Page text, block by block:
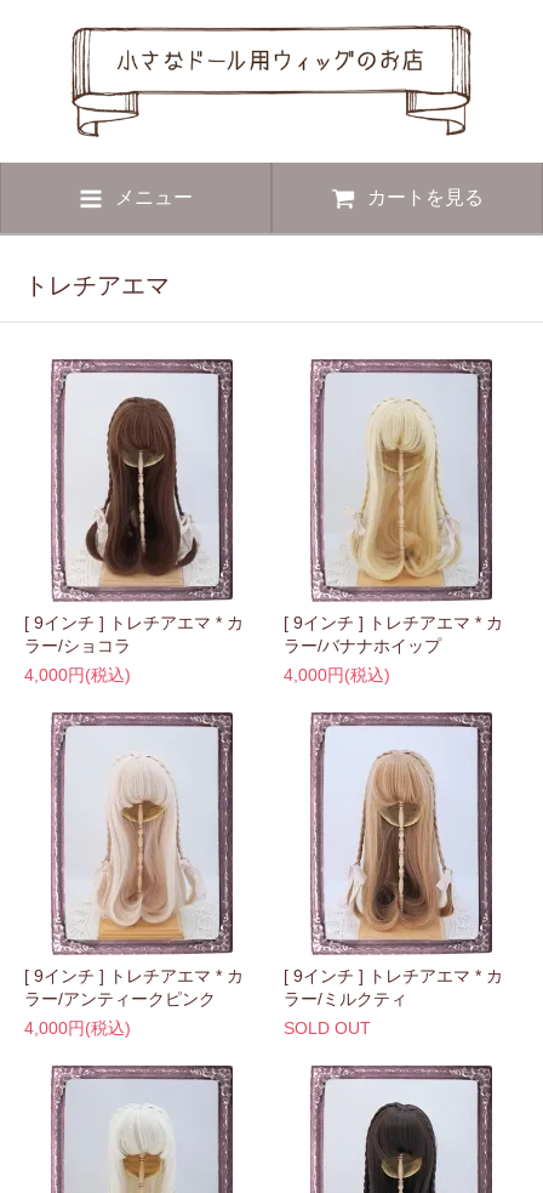
メニュー カートを見る
トレチアエマ
[ 9インチ ] トレチアエマ * カ
ラー/ショコラ
4,000円(税込)
[ 9インチ ] トレチアエマ * カ
ラー/バナナホイップ
4,000円(税込)
[ 9インチ ] トレチアエマ * カ
ラー/アンティークピンク
4,000円(税込)
[ 9インチ ] トレチアエマ * カ
ラー/ミルクティ
SOLD OUT